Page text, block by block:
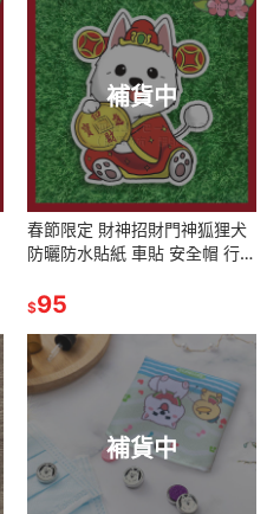
補貨中
春節限定 財神招財門神狐狸犬
防曬防水貼紙 車貼 安全帽 行李
$95
補貨中